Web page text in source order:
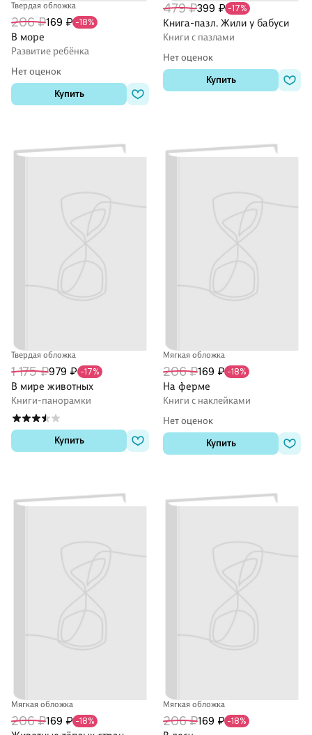
Твердая обложка
206 ₽169 ₽ -18%
В море
Развитие ребёнка
Нет оценок
Купить
479 ₽399 ₽ -17%
Книга-пазл. Жили у бабуси
Книги с пазлами
Нет оценок
Купить
Твердая обложка
1 175 ₽979 ₽ -17%
В мире животных
Книги-панорамки
Купить
Мягкая обложка
206 ₽169 ₽ -18%
На ферме
Книги с наклейками
Нет оценок
Купить
Мягкая обложка
206 ₽169 ₽ -18%
Мягкая обложка
206 ₽169 ₽ -18%